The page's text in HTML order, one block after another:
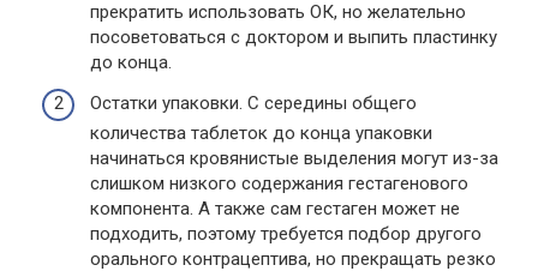
прекратить использовать ОК, но желательно
посоветоваться с доктором и выпить пластинку
до конца.
Остатки упаковки. С середины общего
количества таблеток до конца упаковки
начинаться кровянистые выделения могут из-за
слишком низкого содержания гестагенового
компонента. А также сам гестаген может не
подходить, поэтому требуется подбор другого
орального контрацептива, но прекращать резко